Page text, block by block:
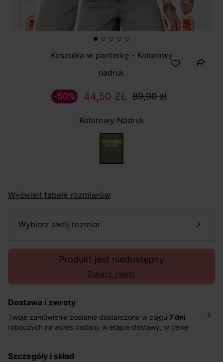
Koszulka w panterkę - Kolorowy
nadruk
44,50 ZŁ 89,90 zł
-50%
Kolorowy Nadruk
Wyświetl tabelę rozmiarów
wybierz swój rozmiar
Produkt jest niedostępny
Zobacz całość
Dostawa i zwroty
Twoje zamówienie zostanie dostarczone w ciągu 7 dni
roboczych na adres podany w etapie dostawy, w cenie
pośrednictwem DHL Express.
szczegóły i skład